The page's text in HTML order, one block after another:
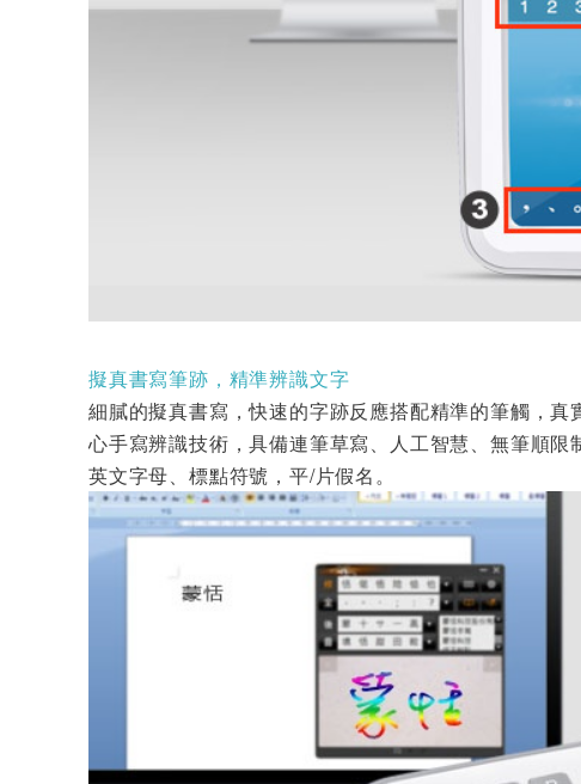
擬真書寫筆跡，精準辨識文字
細膩的擬真書寫，快速的字跡反應搭配精準的筆觸，
心手寫辨識技術，具備連筆草寫、人工智慧、無筆順限
英文字母、標點符號，平/片假名。